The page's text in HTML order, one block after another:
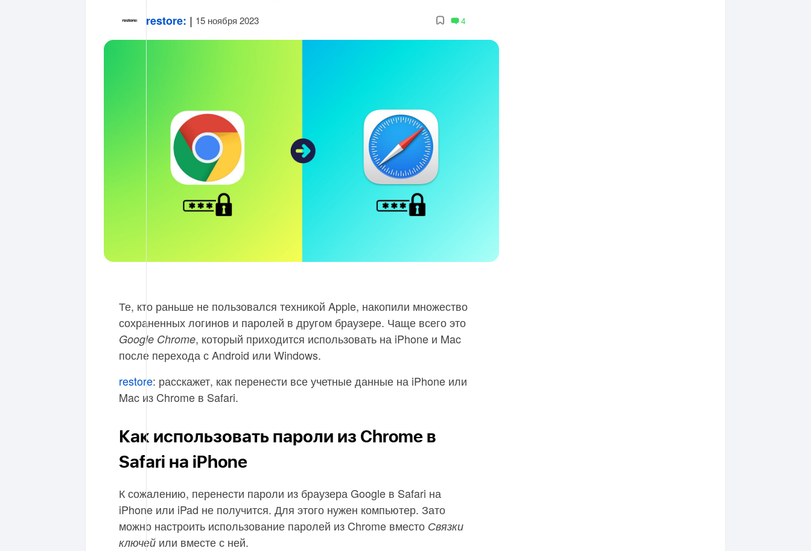
restore: | 15 ноября 2023 4
Те, кто раньше не пользовался техникой Apple, накопили множество
сохраненных логинов и паролей в другом браузере. Чаще всего это
Google Chrome, который приходится использовать на iPhone и Mac
после перехода с Android или Windows.
restore: расскажет, как перенести все учетные данные на iPhone или
Mac из Chrome в Safari.
Как использовать пароли из Chrome в
Safari на iPhone
К сожалению, перенести пароли из браузера Google в Safari на
iPhone или iPad не получится. Для этого нужен компьютер. Зато
можно настроить использование паролей из Chrome вместо Связки
ключей или вместе с ней.